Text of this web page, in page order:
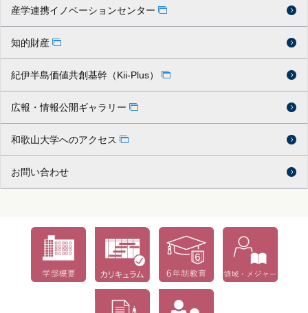
産学連携イノベーションセンター
知的財産
紀伊半島価値共創基幹（Kii-Plus）
広報・情報公開ギャラリー
和歌山大学へのアクセス
お問い合わせ